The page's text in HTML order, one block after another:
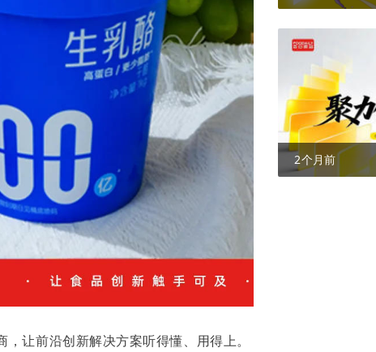
让前沿创新解决方案听得懂、用得上。
2个月前